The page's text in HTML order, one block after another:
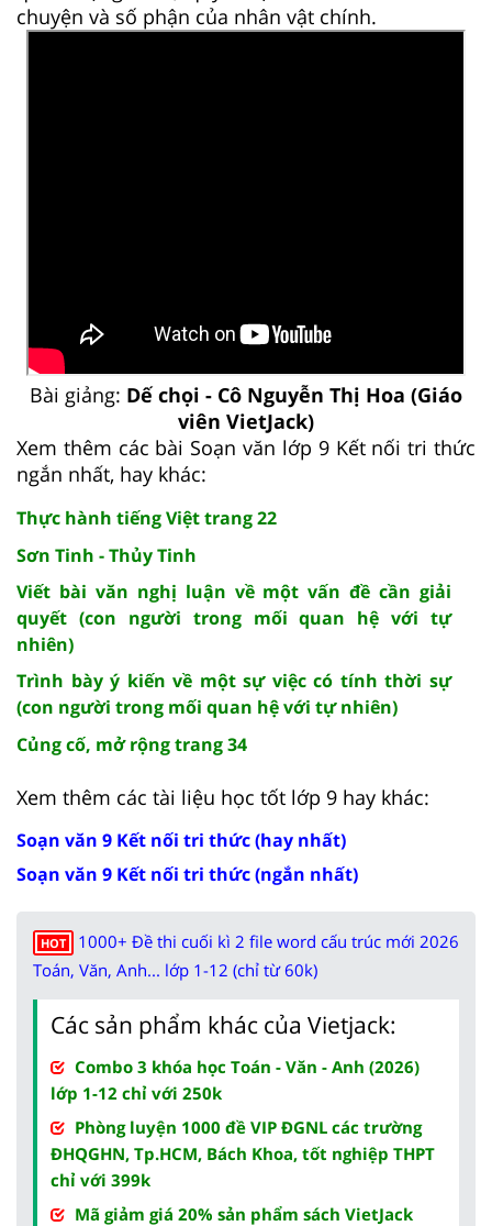
chuyện và số phận của nhân vật chính.
Bài giảng: Dế chọi - Cô Nguyễn Thị Hoa (Giáo
viên VietJack)
Xem thêm các bài Soạn văn lớp 9 Kết nối tri thức
ngắn nhất, hay khác:
Thực hành tiếng Việt trang 22
Sơn Tinh - Thủy Tinh
Viết bài văn nghị luận về một vấn đề cần giải
quyết (con người trong mối quan hệ với tự
nhiên)
Trình bày ý kiến về một sự việc có tính thời sự
(con người trong mối quan hệ với tự nhiên)
Củng cố, mở rộng trang 34
Xem thêm các tài liệu học tốt lớp 9 hay khác:
Soạn văn 9 Kết nối tri thức (hay nhất)
Soạn văn 9 Kết nối tri thức (ngắn nhất)
HOT
1000+ Đề thi cuối kì 2 file word cấu trúc mới 2026
Toán, Văn, Anh... lớp 1-12 (chỉ từ 60k)
Các sản phẩm khác của Vietjack:
Combo 3 khóa học Toán - Văn - Anh (2026)
lớp 1-12 chỉ với 250k
Phòng luyện 1000 đề VIP ĐGNL các trường
ĐHQGHN, Tp.HCM, Bách Khoa, tốt nghiệp THPT
chỉ với 399k
Mã giảm giá 20% sản phẩm sách VietJack